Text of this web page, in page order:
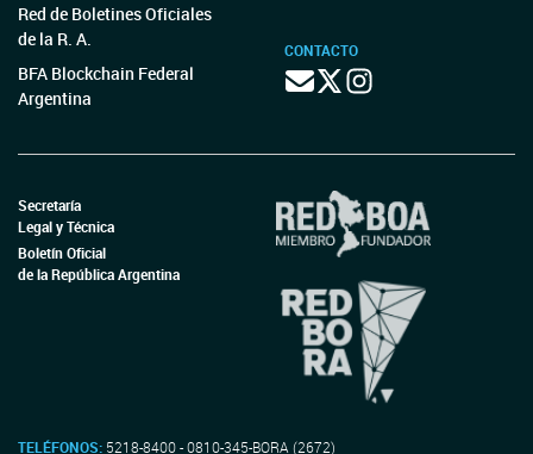
Red de Boletines Oficiales
de la R. A.
BFA Blockchain Federal
Argentina
CONTACTO
Secretaría
Legal y Técnica
Boletín Oficial
de la República Argentina
TELÉFONOS: 5218-8400 - 0810-345-BORA (2672)